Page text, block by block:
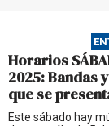
Horarios
2025: Bandas
que se
Este sábado hay